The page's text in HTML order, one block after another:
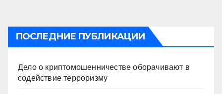
ПОСЛЕДНИЕ ПУБЛИКАЦИИ
Дело о криптомошенничестве оборачивают в
содействие терроризму